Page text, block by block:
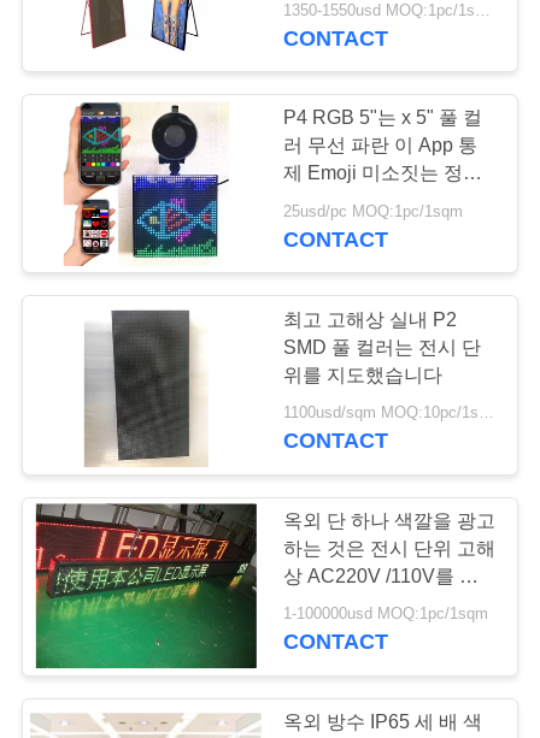
관
COMPANY
NEWS
맵
PRIVACY
POLICY
지도된 광고 게시판
비디오 벽 임대를 주
도
택시 발광 다이오드
표시
64
CONTACT
P4 RGB 5"는 x 5" 풀 컬
러 무선 파란 이 App 통
제 Emoji 미소짓는 정서
LED 차 전시를 직면합니
다
25usd/pc MOQ:1pc/1sqm
CONTACT
최고 고해상 실내 P2
SMD 풀 컬러는 전시 단
위를 지도했습니다
1100usd/sqm MOQ:10pc/1sqm
CONTACT
옥외 단 하나 색깔을 광고
하는 것은 전시 단위 고해
상 AC220V /110V를 지
도했습니다
1-100000usd MOQ:1pc/1sqm
CONTACT
옥외 방수 IP65 세 배 색